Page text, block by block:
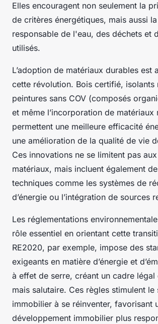
Elles encouragent non seulement la
de critères énergétiques, mais aussi
responsable de l'eau, des déchets et
utilisés.
L’adoption de matériaux durables
cette révolution. Bois certifié, isolants
peintures sans COV (composés
et même l’incorporation de matériaux
permettent une meilleure efficacité
une amélioration de la qualité de vie
Ces innovations ne se limitent pas
matériaux, mais incluent également
techniques comme les systèmes de
d’énergie ou l’intégration de sources
Les réglementations
rôle essentiel en orientant cette
RE2020, par exemple, impose des
exigeants en matière d’énergie et
à effet de serre, créant un cadre légal
mais salutaire. Ces règles stimulent le
immobilier à se réinventer, favorisant
développement immobilier plus